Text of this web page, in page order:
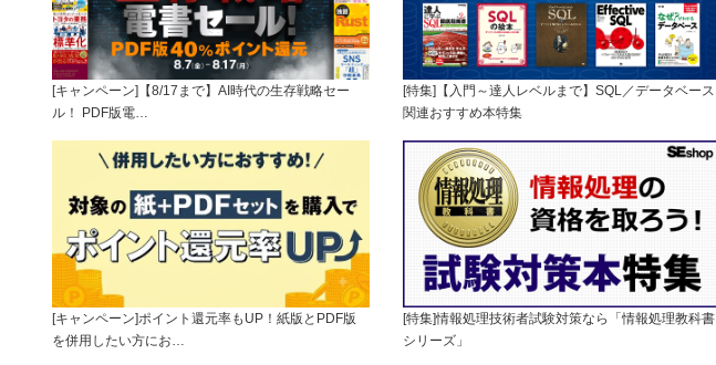
[キャンペーン]【8/17まで】AI時代の生存戦略セー
ル！ PDF版電…
[特集]【入門～達人レベルまで】SQL／データベース
関連おすすめ本特集
[キャンペーン]ポイント還元率もUP！紙版とPDF版
を併用したい方にお…
[特集]情報処理技術者試験対策なら「情報処理教科書
シリーズ」